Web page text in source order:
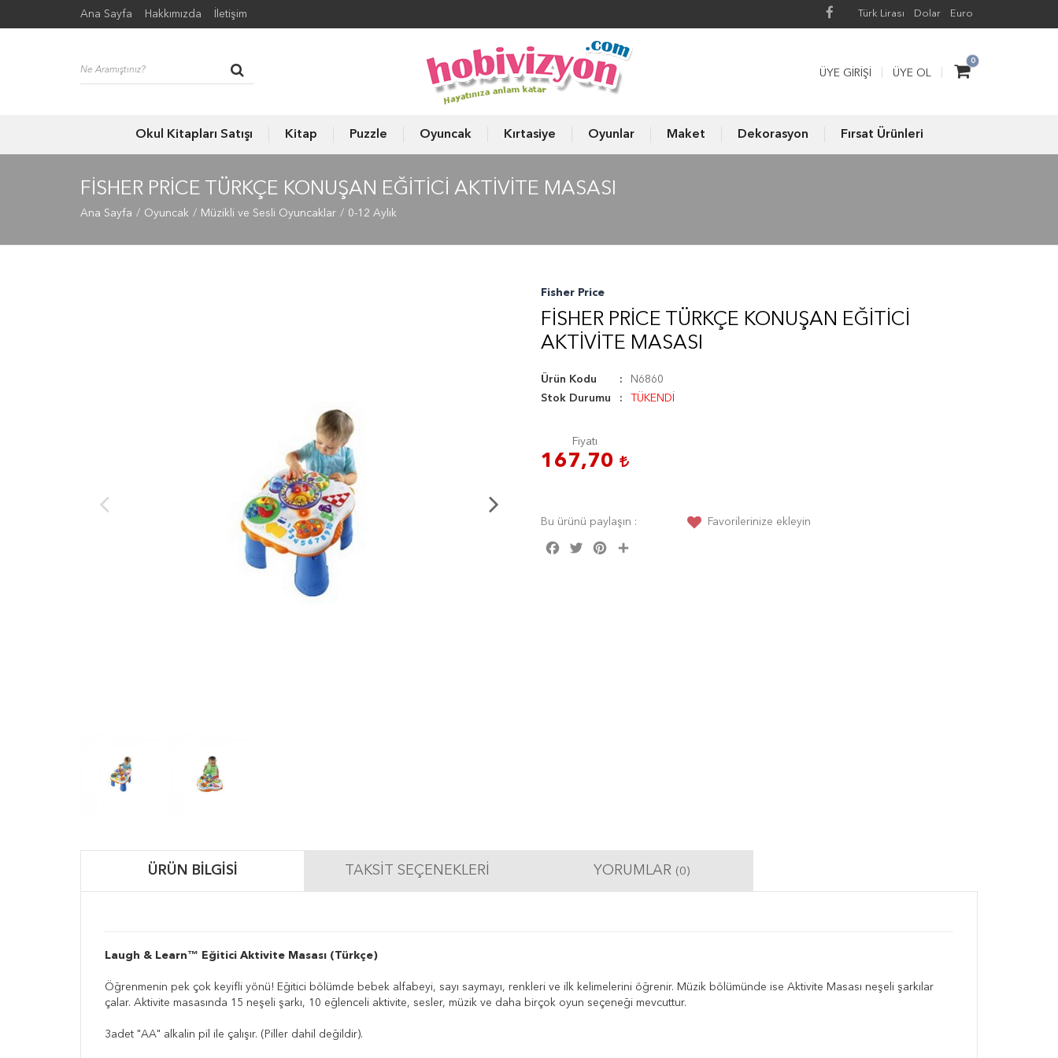
Ana Sayfa Hakkımızda İletişim Türk Lirası Dolar Euro
0
ÜYE GIRIŞI ÜYE OL
Okul Kitapları Satışı Kitap Puzzle Oyuncak Kırtasiye Oyunlar Maket Dekorasyon Fırsat Ürünleri
FISHER PRICE TÜRKÇE KONUŞAN EĞITICI AKTIVITE MASASI
Ana Sayfa Oyuncak Müzikli ve Sesli Oyuncaklar 0-12 Aylık
Fisher Price
FISHER PRICE TÜRKÇE KONUŞAN EĞITICI
AKTIVITE MASASI
Ürün Kodu
N6860
Stok Durumu
TÜKENDİ
Fiyatı
167,70
Bu ürünü paylaşın :
Facebook
Twitter Pinterest
Favorilerinize ekleyin
ÜRÜN BILGISI TAKSIT SEÇENEKLERI YORUMLAR (0)
Laugh & Learn™ Eğitici Aktivite Masası (Türkçe)
Öğrenmenin pek çok keyifli yönü! Eğitici bölümde bebek alfabeyi, sayı saymayı, renkleri ve ilk kelimelerini öğrenir. Müzik bölümünde ise Aktivite Masası neşeli şarkılar
çalar. Aktivite masasında 15 neşeli şarkı, 10 eğlenceli aktivite, sesler, müzik ve daha birçok oyun seçeneği mevcuttur.
3adet "AA" alkalin pil ile çalışır. (Piller dahil değildir).